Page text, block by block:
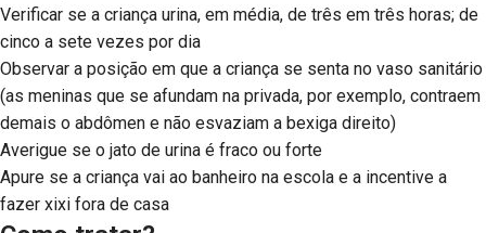
Verificar se a criança urina, em média, de três em três horas; de
cinco a sete vezes por dia
Observar a posição em que a criança se senta no vaso sanitário
(as meninas que se afundam na privada, por exemplo, contraem
demais o abdômen e não esvaziam a bexiga direito)
Averigue se o jato de urina é fraco ou forte
Apure se a criança vai ao banheiro na escola e a incentive a
fazer xixi fora de casa